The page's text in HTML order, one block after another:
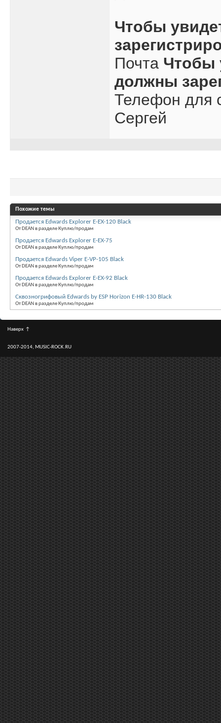
Чтобы
Почта Чтобы
должны
Телефон для
Сергей
Похожие темы
Продается Edwards Explorer E-EX-120 Black
От DEAN в разделе Куплю/продам
Продается Edwards Explorer E-EX-75
От DEAN в разделе Куплю/продам
Продается Edwards Viper E-VP-105 Black
От DEAN в разделе Куплю/продам
Продается Edwards Explorer E-EX-92 Black
От DEAN в разделе Куплю/продам
Сквозногрифовый Edwards by ESP Horizon E-HR-130 Black
От DEAN в разделе Куплю/продам
Наверх ↑
2007-2014, MUSIC-ROCK.RU